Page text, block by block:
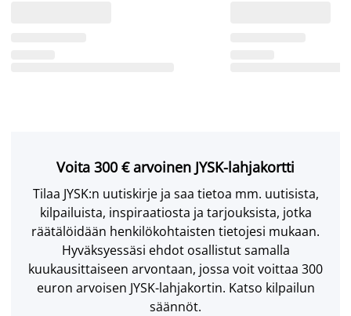
Voita 300 € arvoinen JYSK-lahjakortti
Tilaa JYSK:n uutiskirje ja saa tietoa mm. uutisista,
kilpailuista, inspiraatiosta ja tarjouksista, jotka
räätälöidään henkilökohtaisten tietojesi mukaan.
Hyväksyessäsi ehdot osallistut samalla
kuukausittaiseen arvontaan, jossa voit voittaa 300
euron arvoisen JYSK-lahjakortin. Katso kilpailun
säännöt.